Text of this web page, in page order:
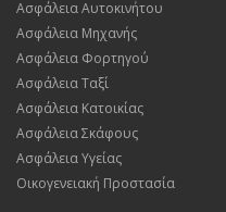
Ασφάλεια Αυτοκινήτου
Ασφάλεια Μηχανής
Ασφάλεια Φορτηγού
Ασφάλεια Ταξί
Ασφάλεια Κατοικίας
Ασφάλεια Σκάφους
Ασφάλεια Υγείας
Οικογενειακή Προστασία